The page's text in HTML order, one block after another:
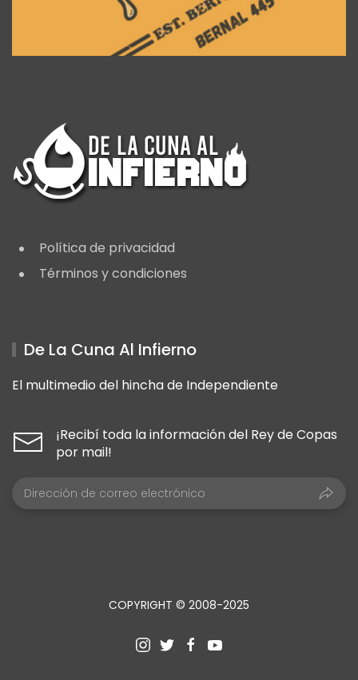
Política de privacidad
Términos y condiciones
De La Cuna Al Infierno
El multimedio del hincha de Independiente
¡Recibí toda la información del Rey de Copas
por mail!
COPYRIGHT © 2008-2025